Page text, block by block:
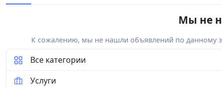
Мы не
К сожалению, мы не нашли объявлений по данному
Все категории
Услуги